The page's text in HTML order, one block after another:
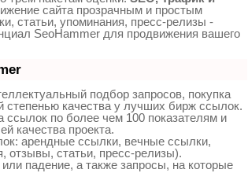
сайта прозрачным и простым
статьи, упоминания, пресс-релизы -
SeoHammer для продвижения вашего
подбор запросов, покупка
качества у лучших бирж ссылок.
ссылок по более чем 100 показателям и
качества проекта.
арендные ссылки, вечные ссылки,
отзывы, статьи, пресс-релизы).
падение, а также запросы, на которые